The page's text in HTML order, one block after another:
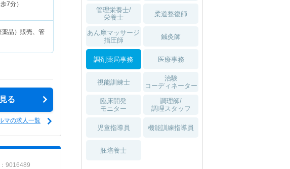
7分）
品）販売、管
る
マの求人一覧
9016489
管理栄養士/
栄養士
柔道整復師
あん摩マッサージ
指圧師
鍼灸師
調剤薬局事務 医療事務
視能訓練士
治験
コーディネーター
臨床開発
モニター
調理師/
調理スタッフ
児童指導員 機能訓練指導員
胚培養士